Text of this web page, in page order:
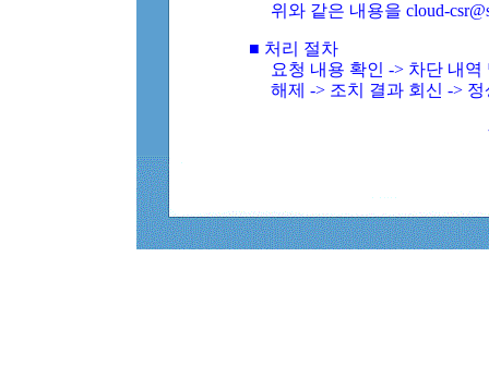
위와 같은 내용을 cloud-
■ 처리 절차
요청 내용 확인 -> 차단 내
해제 -> 조치 결과 회신 ->